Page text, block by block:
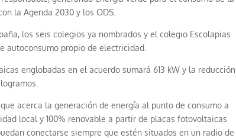
la Agenda 2030 y los ODS.
los seis colegios ya nombrados y el colegio Escolapias
autoconsumo propio de electricidad.
englobadas en el acuerdo sumará 613 kW y la reducción
acerca la generación de energía al punto de consumo a
local y 100% renovable a partir de placas fotovoltaicas
conectarse siempre que estén situados en un radio de